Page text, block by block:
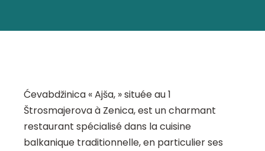
Ćevabdžinica « Ajša, » située au 1
Štrosmajerova à Zenica, est un charmant
restaurant spécialisé dans la cuisine
balkanique traditionnelle, en particulier ses